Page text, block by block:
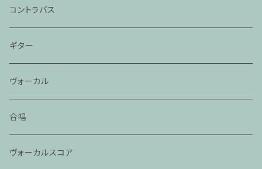
コントラバス
ギター
ヴォーカル
合唱
ヴォーカルスコア